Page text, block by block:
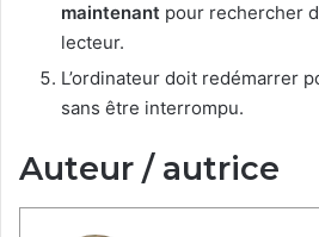
maintenant pour rechercher
lecteur.
L’ordinateur doit redémarrer
sans être interrompu.
Auteur / autrice